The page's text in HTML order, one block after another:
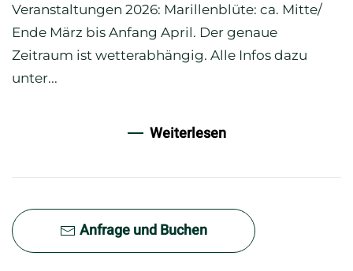
Veranstaltungen 2026: Marillenblüte: ca. Mitte/
Ende März bis Anfang April. Der genaue
Zeitraum ist wetterabhängig. Alle Infos dazu
unter...
Weiterlesen
Anfrage und Buchen